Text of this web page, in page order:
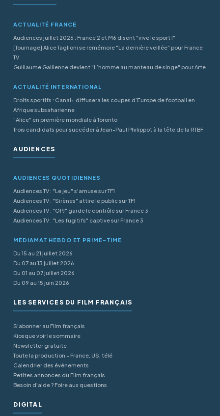
ACTUALITÉ FRANCE
Audiences juillet 2026 : France 2 et M6 disent "vive le sport !"
[Tournage] Alice Taglioni se remémore "La dernière veillée" pour France
TV
Guillaume Gallienne devient "L’homme au manteau de singe" pour Arte
ACTUALITÉ INTERNATIONAL
Droits sportifs : Canal+ diffusera les coupes d’Europe de football en
Afrique subsaharienne
"Alice" en première mondiale à Toronto
Trois candidats pour succéder à Jean-Paul Philippot à la tête de la RTBF
AUDIENCES
AUDIENCES QUOTIDIENNES
Audiences TV : "Le jeu" s'amuse sur TF1
Audiences TV : "Sirènes" attire le public sur TF1
Audiences TV : "OPJ" garde le contrôle sur France 3
Audiences TV : "Les fugitifs" captive sur France 3
MÉDIAMAT HEBDO ET PRIME-TIME
Du 15 au 21 juillet 2026
Du 07 au 13 juillet 2026
Du 01 au 07 juillet 2026
Du 09 au 15 juin 2026
LES SERVICES DU FILM FRANÇAIS
S'abonner au Film français
Kiosque voir le sommaire
Newsletter gratuite
Toute la production - France, US, télé
Calendrier des événements
Petites annonces du Film français
Besoin d'aide ? Foire aux questions
DIGITAL